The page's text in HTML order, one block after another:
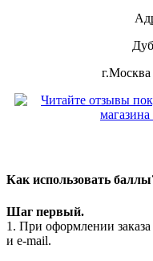
г.Москва
Как использовать
Шаг первый.
1. При оформлении
и e-mail.